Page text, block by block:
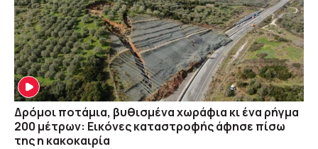
Δρόμοι ποτάμια, βυθισμένα χωράφια κι ένα ρήγμα
200 μέτρων: Εικόνες καταστροφής άφησε πίσω
της η κακοκαιρία